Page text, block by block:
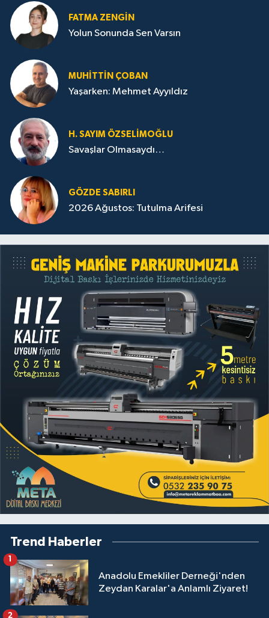
FATMA ZENGIN
Yolun Sonunda Sen Varsın
MUHITTIN ÇOBAN
Yaşarken: Mehmet Ayyıldız
H. SAYIM ÖZSELİMOĞLU
Savaşlar Olmasaydı…
GÖZDE SABIRLI
2026 Ağustos: Tutulma Arifesi
Trend Haberler
Anadolu Emekliler Derneği'nden
Zeydan Karalar'a Anlamlı Ziyaret!
1
2